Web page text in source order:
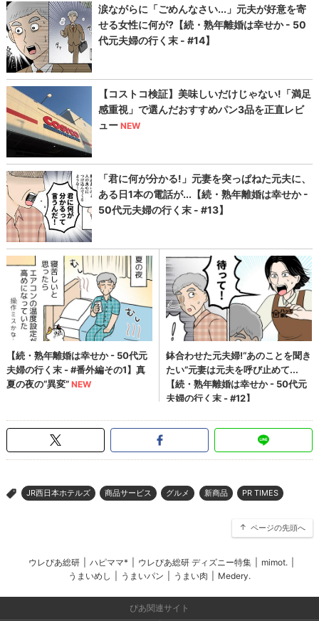
> JR西日本ホテルズ 商品サービス グルメ 新商品 PR TIMES
ページの先頭へ
ウレぴあ総研 ハピママ* ウレぴあ総研 ディズニー特集 mimot.
うまいめし
うまいパン うまい肉 Medery.
ぴあ関連サイト